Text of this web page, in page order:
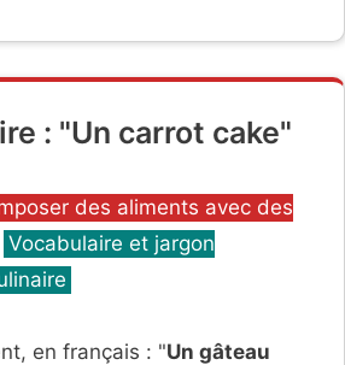
: "Un carrot cake"
des aliments avec des
Vocabulaire et jargon
en français : "Un gâteau